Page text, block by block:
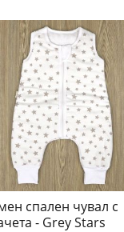
спален чувал с
- Grey Stars